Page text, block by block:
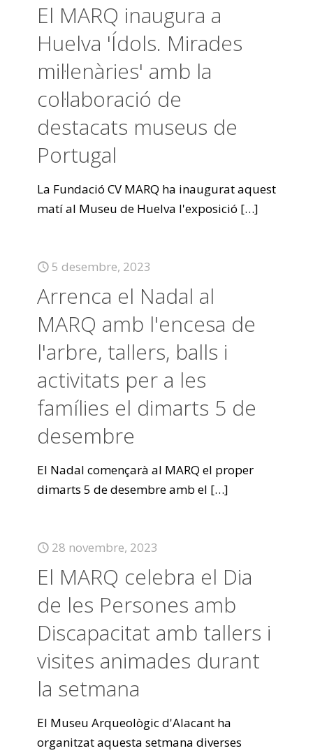
El MARQ inaugura a
Huelva 'Ídols. Mirades
mil·lenàries' amb la
col·laboració de
destacats museus de
Portugal
La Fundació CV MARQ ha inaugurat aquest
matí al Museu de Huelva l'exposició […]
5 desembre, 2023
Arrenca el Nadal al
MARQ amb l'encesa de
l'arbre, tallers, balls i
activitats per a les
famílies el dimarts 5 de
desembre
El Nadal començarà al MARQ el proper
dimarts 5 de desembre amb el […]
28 novembre, 2023
El MARQ celebra el Dia
de les Persones amb
Discapacitat amb tallers i
visites animades durant
la setmana
El Museu Arqueològic d'Alacant ha
organitzat aquesta setmana diverses